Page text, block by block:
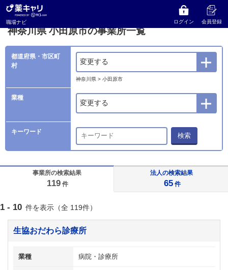
職場ナビ ログイン 会員登録
薬キャリ 職場ナビ 小田原市の事業所一覧
神奈川県 小田原市の事業所一覧
都道府県・市区町
村
変更する
神奈川県 > 小田原市
業種
変更する
キーワード 検索
事業所の検索結果
119 件
法人の検索結果
65 件
1 - 10 件を表示（全 119件）
生協おだわら診療所
業種 病院・診療所